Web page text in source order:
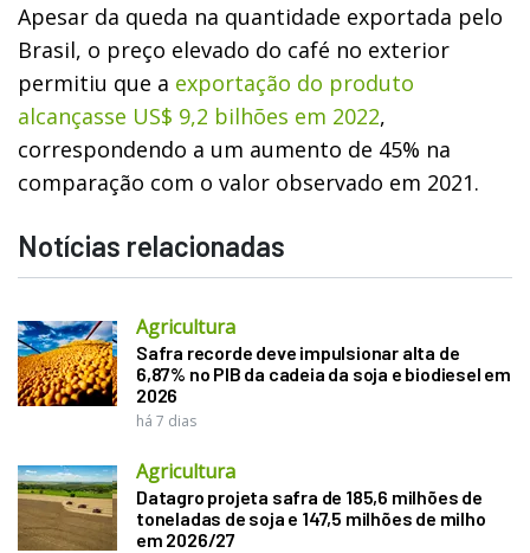
Apesar da queda na quantidade exportada pelo
Brasil, o preço elevado do café no exterior
permitiu que a exportação do produto
alcançasse US$ 9,2 bilhões em 2022,
correspondendo a um aumento de 45% na
comparação com o valor observado em 2021.
Notícias relacionadas
Agricultura
Safra recorde deve impulsionar alta de
6,87% no PIB da cadeia da soja e biodiesel em
2026
há 7 dias
Agricultura
Datagro projeta safra de 185,6 milhões de
toneladas de soja e 147,5 milhões de milho
em 2026/27